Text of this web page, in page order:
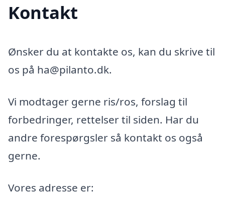
Kontakt
Ønsker du at kontakte os, kan du skrive til
os på ha@pilanto.dk.
Vi modtager gerne ris/ros, forslag til
forbedringer, rettelser til siden. Har du
andre forespørgsler så kontakt os også
gerne.
Vores adresse er: